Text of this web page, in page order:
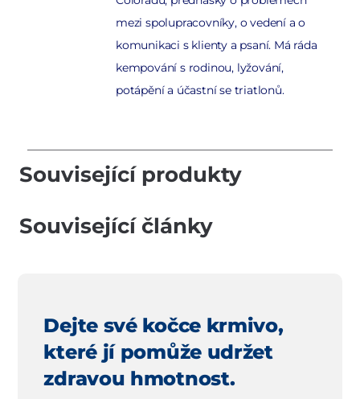
mezi spolupracovníky, o vedení a o
komunikaci s klienty a psaní. Má ráda
kempování s rodinou, lyžování,
potápění a účastní se triatlonů.
Související produkty
Související články
Dejte své kočce krmivo,
které jí pomůže udržet
zdravou hmotnost.